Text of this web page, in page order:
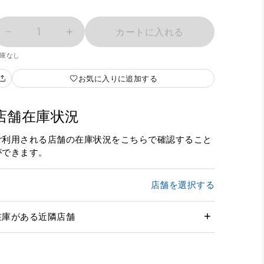
1 カートに入れる
なし
お気に入りに追加する
舗在庫状況
利用される店舗の在庫状況をこちらで確認すること
きます。
店舗を選択する
庫がある近隣店舗